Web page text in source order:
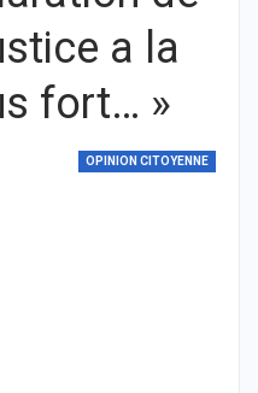
a la
fort… »
OPINION CITOYENNE